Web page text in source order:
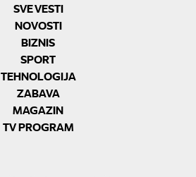
SVE VESTI
NOVOSTI
BIZNIS
SPORT
TEHNOLOGIJA
ZABAVA
MAGAZIN
TV PROGRAM